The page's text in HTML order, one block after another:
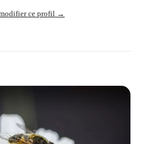
ce profil →